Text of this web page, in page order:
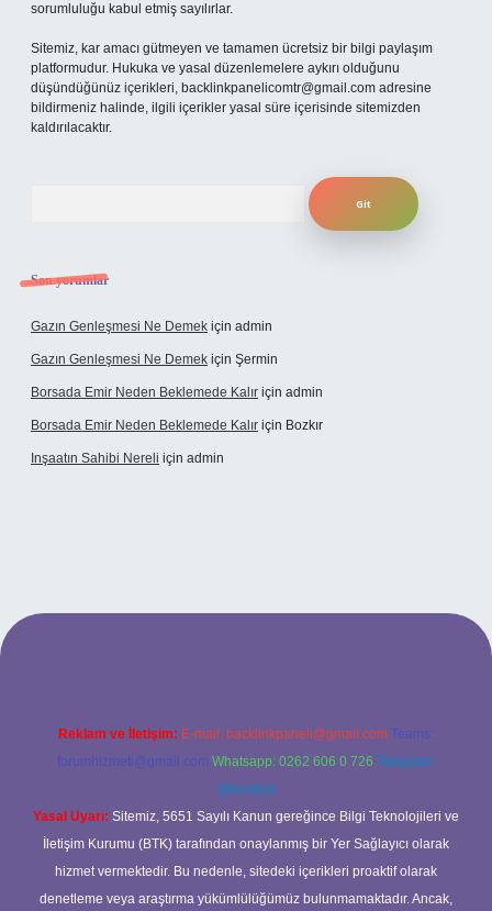
sorumluluğu kabul etmiş sayılırlar.
Sitemiz, kar amacı gütmeyen ve tamamen ücretsiz bir bilgi paylaşım
platformudur. Hukuka ve yasal düzenlemelere aykırı olduğunu
düşündüğünüz içerikleri, backlinkpanelicomtr@gmail.com adresine
bildirmeniz halinde, ilgili içerikler yasal süre içerisinde sitemizden
kaldırılacaktır.
Son yorumlar
Gazın Genleşmesi Ne Demek için admin
Gazın Genleşmesi Ne Demek için Şermin
Borsada Emir Neden Beklemede Kalır için admin
Borsada Emir Neden Beklemede Kalır için Bozkır
Inşaatın Sahibi Nereli için admin
Reklam ve İletişim: E-mail: backlinkpaneli@gmail.com Teams:
forumhizmeti@gmail.com Whatsapp: 0262 606 0 726 Telegram:
@karabul
Yasal Uyarı: Sitemiz, 5651 Sayılı Kanun gereğince Bilgi Teknolojileri ve
İletişim Kurumu (BTK) tarafından onaylanmış bir Yer Sağlayıcı olarak
hizmet vermektedir. Bu nedenle, sitedeki içerikleri proaktif olarak
denetleme veya araştırma yükümlülüğümüz bulunmamaktadır. Ancak,